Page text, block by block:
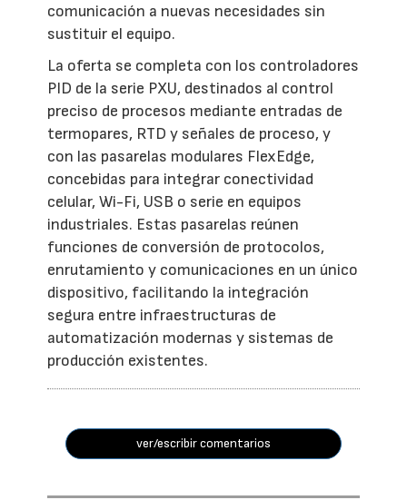
comunicación a nuevas necesidades sin
sustituir el equipo.
La oferta se completa con los controladores
PID de la serie PXU, destinados al control
preciso de procesos mediante entradas de
termopares, RTD y señales de proceso, y
con las pasarelas modulares FlexEdge,
concebidas para integrar conectividad
celular, Wi-Fi, USB o serie en equipos
industriales. Estas pasarelas reúnen
funciones de conversión de protocolos,
enrutamiento y comunicaciones en un único
dispositivo, facilitando la integración
segura entre infraestructuras de
automatización modernas y sistemas de
producción existentes.
ver/escribir comentarios